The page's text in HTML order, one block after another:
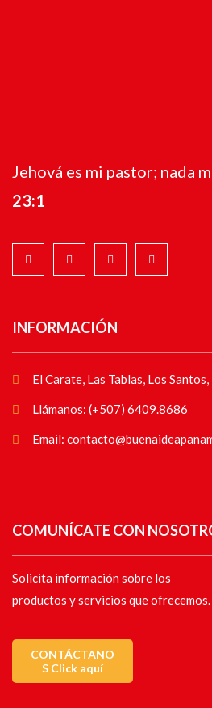
Jehová es mi pastor; nada
23:1
INFORMACIÓN
El Carate, Las Tablas, Los Santos,
Llámanos: (+507) 6409.8686
Email:
COMUNÍCATE CON
Solicita información sobre los
productos y servicios que ofrecemos.
CONTÁCTANO
S Click aquí